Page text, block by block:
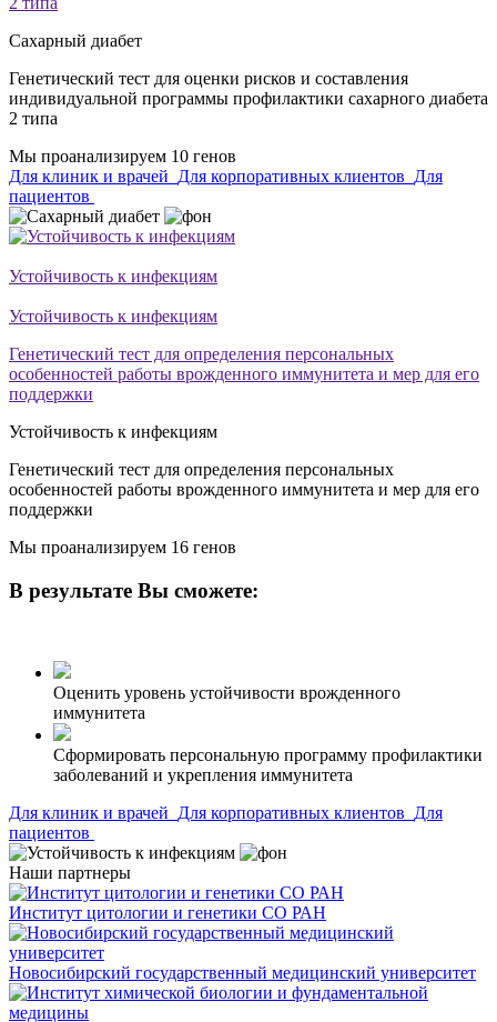
Сахарный диабет
Генетический тест для оценки рисков и составления
индивидуальной программы профилактики сахарного диабета
2 типа
Мы проанализируем 10 генов
Для клиник и врачей Для корпоративных клиентов Для
пациентов
Устойчивость к инфекциям
Устойчивость к инфекциям
Генетический тест для определения персональных
особенностей работы врожденного иммунитета и мер для его
поддержки
Устойчивость к инфекциям
Генетический тест для определения персональных
особенностей работы врожденного иммунитета и мер для его
поддержки
Мы проанализируем 16 генов
В результате Вы сможете:
Оценить уровень устойчивости врожденного
иммунитета
Сформировать персональную программу профилактики
заболеваний и укрепления иммунитета
Для клиник и врачей Для корпоративных клиентов Для
пациентов
Наши партнеры
Институт цитологии и генетики СО РАН
Новосибирский государственный медицинский университет